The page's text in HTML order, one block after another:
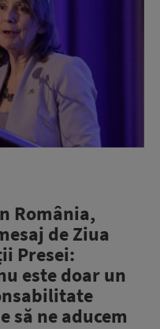
România,
de Ziua
Presei:
este doar un
să ne aducem